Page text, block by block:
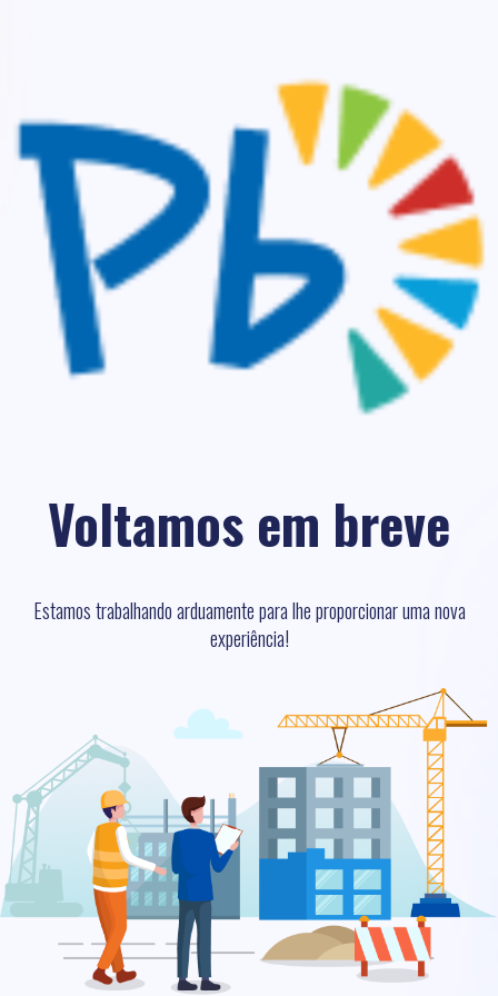
Voltamos em breve
Estamos trabalhando arduamente para lhe proporcionar uma nova
experiência!